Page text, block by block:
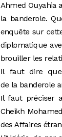
Ahmed Ouyahia
la banderole.
enquête sur
diplomatique
brouiller les
Il faut dire que
de la banderole
Il faut préciser
Cheikh
des Affaires